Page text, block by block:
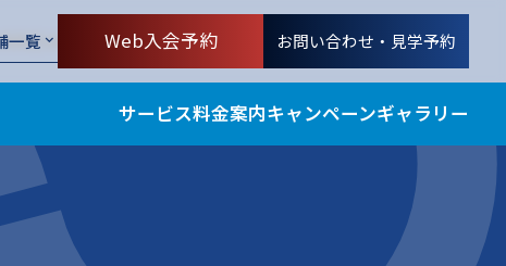
一覧 Web入会予約 お問い合わせ・見学予約
サービス料金案内キャンペーンギャラリー
single.phpon line11